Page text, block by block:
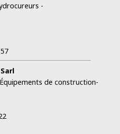
-
de construction-